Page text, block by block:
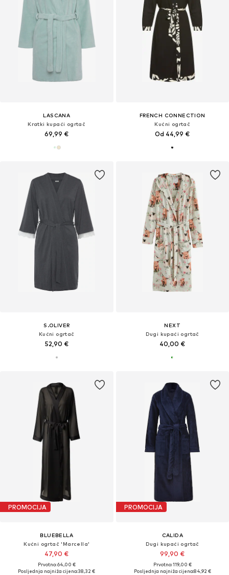
LASCANA
Kratki kupaći ogrtač
69,99 €
FRENCH CONNECTION
Kućni ogrtač
Od 44,99 €
S.OLIVER
Kućni ogrtač
52,90 €
NEXT
Dugi kupaći ogrtač
40,00 €
PROMOCIJA
BLUEBELLA
Kućni ogrtač 'Marcella'
47,90 €
Prvotno: 64,00 €
Posljednja najniža cijena:38,32 €
PROMOCIJA
CALIDA
Dugi kupaći ogrtač
99,90 €
Prvotno: 119,00 €
Posljednja najniža cijena:84,92 €